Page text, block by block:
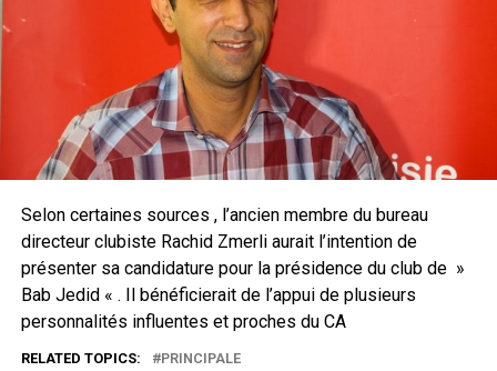
Selon certaines sources , l’ancien membre du bureau
directeur clubiste Rachid Zmerli aurait l’intention de
présenter sa candidature pour la présidence du club de »
Bab Jedid « . Il bénéficierait de l’appui de plusieurs
personnalités influentes et proches du CA
RELATED TOPICS: PRINCIPALE